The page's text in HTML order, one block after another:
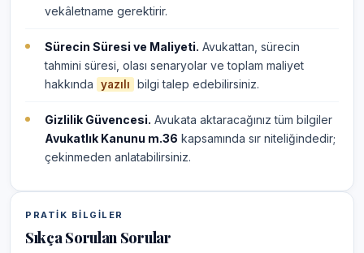
vekâletname gerektirir.
Sürecin Süresi ve Maliyeti. Avukattan, sürecin
tahmini süresi, olası senaryolar ve toplam maliyet
hakkında
yazılı bilgi talep edebilirsiniz.
Gizlilik Güvencesi. Avukata aktaracağınız tüm bilgiler
Avukatlık Kanunu m.36 kapsamında sır niteliğindedir;
çekinmeden anlatabilirsiniz.
PRATIK BILGILER
Sıkça Sorulan Sorular